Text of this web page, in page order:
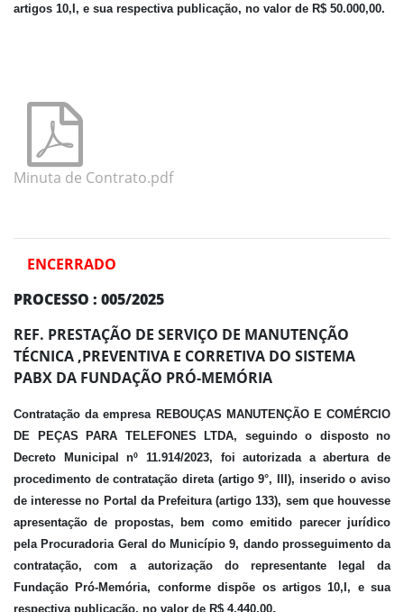
artigos 10,I, e sua respectiva publicação, no valor de R$ 50.000,00.
Minuta de Contrato.pdf
ENCERRADO
PROCESSO : 005/2025
REF. PRESTAÇÃO DE SERVIÇO DE MANUTENÇÃO
TÉCNICA ,PREVENTIVA E CORRETIVA DO SISTEMA
PABX DA FUNDAÇÃO PRÓ-MEMÓRIA
Contratação da empresa REBOUÇAS MANUTENÇÃO E COMÉRCIO
DE PEÇAS PARA TELEFONES LTDA, seguindo o disposto no
Decreto Municipal nº 11.914/2023, foi autorizada a abertura de
procedimento de contratação direta (artigo 9°, III), inserido o aviso
de interesse no Portal da Prefeitura (artigo 133), sem que houvesse
apresentação de propostas, bem como emitido parecer jurídico
pela Procuradoria Geral do Município 9, dando prosseguimento da
contratação, com a autorização do representante legal da
Fundação Pró-Memória, conforme dispõe os artigos 10,I, e sua
respectiva publicação, no valor de R$ 4.440,00.